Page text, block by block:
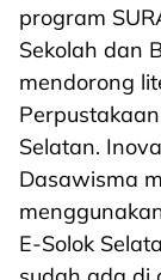
program
Sekolah dan
mendorong
Selatan.
Dasawisma
E-Solok